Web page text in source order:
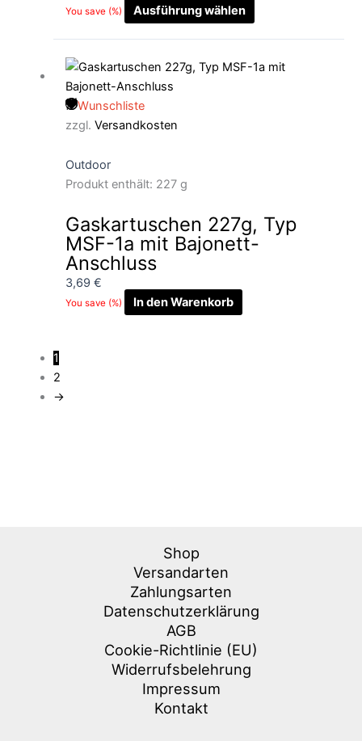
You save (%) Ausführung wählen
gewählt
Wunschliste
zzgl. Versandkosten
Outdoor
Produkt enthält: 227 g
Gaskartuschen 227g, Typ
MSF-1a mit Bajonett-
Anschluss
3,69 €
You save (%) In den Warenkorb
1
2
→
Shop
Versandarten
Zahlungsarten
Datenschutzerklärung
AGB
Cookie-Richtlinie (EU)
Widerrufsbelehrung
Impressum
Kontakt